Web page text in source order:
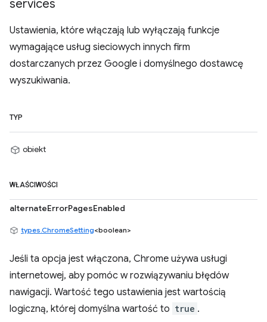
services
Ustawienia, które włączają lub wyłączają funkcje
wymagające usług sieciowych innych firm
dostarczanych przez Google i domyślnego dostawcę
wyszukiwania.
TYP
obiekt
WŁAŚCIWOŚCI
alternateErrorPagesEnabled
types.ChromeSetting<boolean>
Jeśli ta opcja jest włączona, Chrome używa usługi
internetowej, aby pomóc w rozwiązywaniu błędów
nawigacji. Wartość tego ustawienia jest wartością
logiczną, której domyślna wartość to true .